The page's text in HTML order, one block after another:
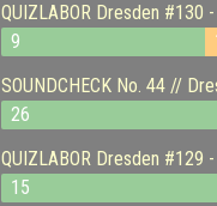
QUIZLABOR Dresden #130
9
SOUNDCHECK No. 44 //
26
QUIZLABOR Dresden #129
15